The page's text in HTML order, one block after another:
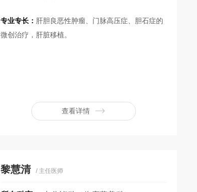
专业专长： 肝胆良恶性肿瘤、门脉高压症、胆石症的
微创治疗，肝脏移植。
查看详情
黎慧清 / 主任医师